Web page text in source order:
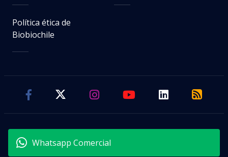
Política ética de
Biobiochile
Whatsapp Comercial